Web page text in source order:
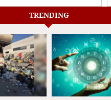
TRENDING